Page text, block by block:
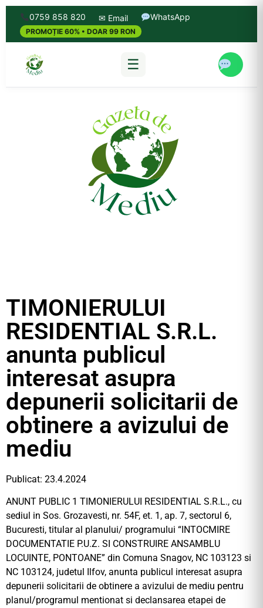
0759 858 820 ✉ Email WhatsApp
PROMOȚIE 60% • DOAR 99 RON
☰
TIMONIERULUI
RESIDENTIAL S.R.L.
anunta publicul
interesat asupra
depunerii solicitarii de
obtinere a avizului de
mediu
Publicat: 23.4.2024
ANUNT PUBLIC 1 TIMONIERULUI RESIDENTIAL S.R.L., cu
sediul in Sos. Grozavesti, nr. 54F, et. 1, ap. 7, sectorul 6,
Bucuresti, titular al planului/ programului “INTOCMIRE
DOCUMENTATIE P.U.Z. SI CONSTRUIRE ANSAMBLU
LOCUINTE, PONTOANE” din Comuna Snagov, NC 103123 si
NC 103124, judetul Ilfov, anunta publicul interesat asupra
depunerii solicitarii de obtinere a avizului de mediu pentru
planul/programul mentionat si declansarea etapei de